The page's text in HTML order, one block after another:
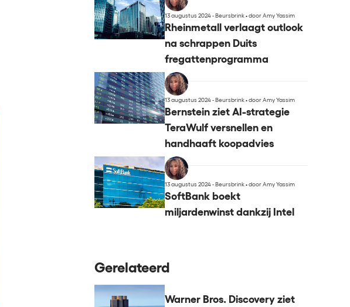
13 augustus 2024 - Beursbrink•door Amy Yassim
Rheinmetall verlaagt outlook
na schrappen Duits
fregattenprogramma
13 augustus 2024 - Beursbrink•door Amy Yassim
Bernstein ziet AI-strategie
TeraWulf versnellen en
handhaaft koopadvies
13 augustus 2024 - Beursbrink•door Amy Yassim
SoftBank boekt
miljardenwinst dankzij Intel
Gerelateerd
Warner Bros. Discovery ziet